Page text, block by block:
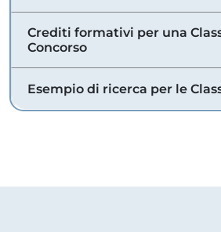
Crediti formativi per una
Concorso
Esempio di ricerca per le